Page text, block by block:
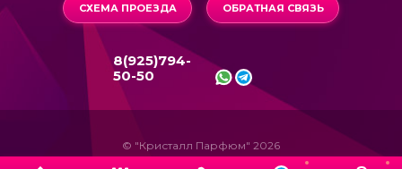
СХЕМА ПРОЕЗДА ОБРАТНАЯ СВЯЗЬ
8(925)794-
50-50
© "Кристалл Парфюм" 2026